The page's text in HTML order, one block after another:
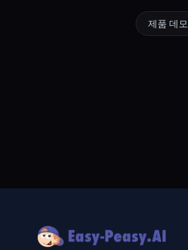
제품 데모